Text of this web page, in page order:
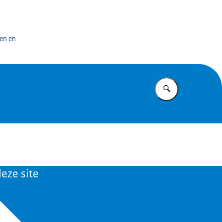
en
Vul in wat u
site